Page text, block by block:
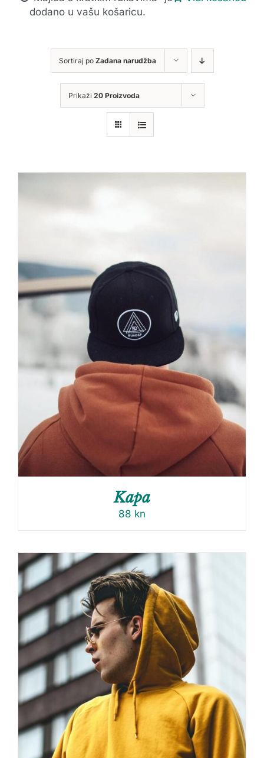
dodano u vašu košaricu.
Sortiraj po Zadana narudžba
Prikaži 20 Proizvoda
Kapa
88 kn